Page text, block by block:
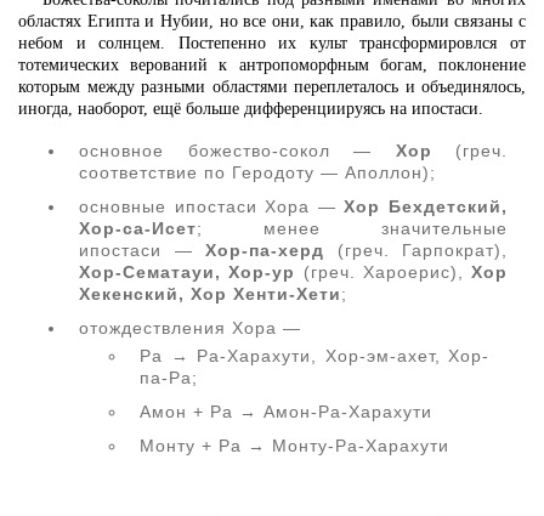
областях Египта и Нубии, но все они, как правило, были связаны с
небом и солнцем. Постепенно их культ трансформировлся от
тотемических верований к антропоморфным богам, поклонение
которым между разными областями переплеталось и объединялось,
иногда, наоборот, ещё больше дифференциируясь на ипостаси.
основное божество-сокол — Хор (греч.
соответствие по Геродоту — Аполлон);
основные ипостаси Хора —Хор Бехдетский,
Хор-са-Исет; менее значительные
ипостаси — Хор-па-херд (греч. Гарпократ),
Хор-Сематауи, Хор-ур
(греч. Хароерис), Хор
Хекенский, Хор Хенти-Хети;
отождествления Хора —
Ра → Ра-Харахути, Хор-эм-ахет, Хор-
па-Ра;
Амон + Ра → Амон-Ра-Харахути
Монту + Ра → Монту-Ра-Харахути